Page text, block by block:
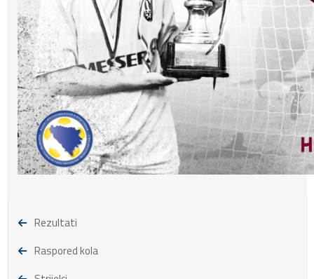
Rezultati
Raspored kola